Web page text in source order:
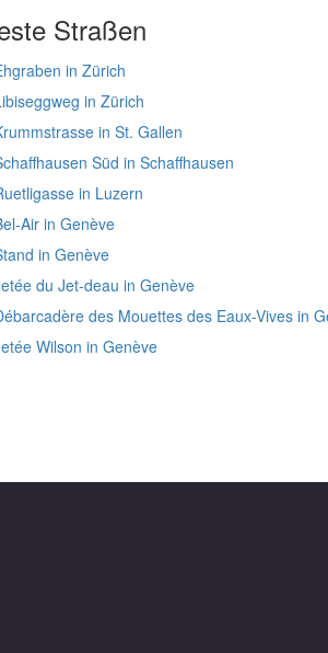
Straßen
in Zürich
in Zürich
in St. Gallen
Süd in Schaffhausen
in Luzern
Air in Genève
in Genève
du Jet-deau in Genève
des Mouettes des Eaux-Vives in
Wilson in Genève